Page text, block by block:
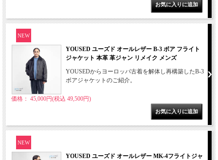
NEW
YOUSED ユーズド オールレザー B-3 ボア フライト
ジャケット 本革 革ジャン リメイク メンズ
YOUSEDからヨーロッパ古着を解体し再構築したB-3
ボアジャケットのご紹介。
価格： 45,000円(税込 49,500円)
NEW
YOUSED ユーズド オールレザー MK-4フライトジャ